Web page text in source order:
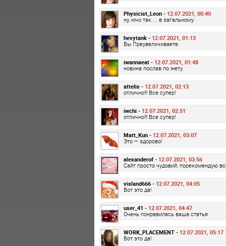
Physicist_Leon - 12.07.2021, 00:40
ну, нічо так ... в загальному.
hevytank - 12.07.2021, 01:13
Вы Преувеличиваете.
iwannaeat - 12.07.2021, 01:48
новина послав по інету.
attelis - 12.07.2021, 02:13
отлично!!! Все супер!
iwchi - 12.07.2021, 02:51
отлично!!! Все супер!
Matt_Kun - 12.07.2021, 03:07
Это — здорово!
alexanderof - 12.07.2021, 03:56
Сайт просто чудовий, порекомендую
visland666 - 12.07.2021, 04:05
Вот это да!
user_41 - 12.07.2021, 04:47
Очень понравилась ваша статья
WORK_PLACEMENT - 12.07.2021, 05:17
Вот это да!